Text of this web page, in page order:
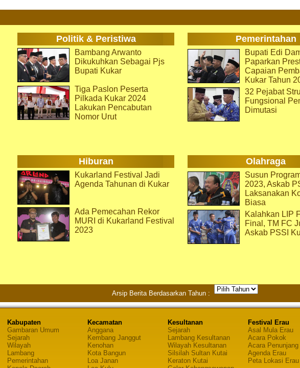
Politik & Peristiwa Pemerintahan
Bambang Arwanto
Dikukuhkan Sebagai Pjs
Bupati Kukar
Tiga Paslon Peserta
Pilkada Kukar 2024
Lakukan Pencabutan
Nomor Urut
Bupati Edi
Paparkan
Capaian
Kukar Tahun
32 Pejabat
Fungsional
Dimutasi
Hiburan Olahraga
Kukarland Festival Jadi
Agenda Tahunan di Kukar
Ada Pemecahan Rekor
MURI di Kukarland Festival
2023
Susun
2023, Askab
Laksanakan
Biasa
Kalahkan LIP
Final, TM FC
Askab PSSI
Arsip Berita Berdasarkan Tahun :
Kabupaten
Gambaran Umum
Sejarah
Wilayah
Lambang
Pemerintahan
Kecamatan
Anggana
Kembang Janggut
Kenohan
Kota Bangun
Loa Janan
Kesultanan
Sejarah
Lambang Kesultanan
Wilayah Kesultanan
Silsilah Sultan Kutai
Keraton Kutai
Festival Erau
Asal Mula Erau
Acara Pokok
Acara Penunjang
Agenda Erau
Peta Lokasi Erau